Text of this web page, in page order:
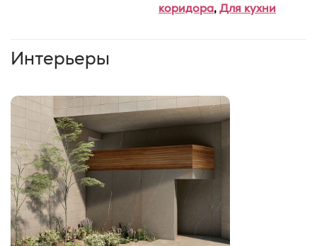
коридора,Для кухни
Интерьеры